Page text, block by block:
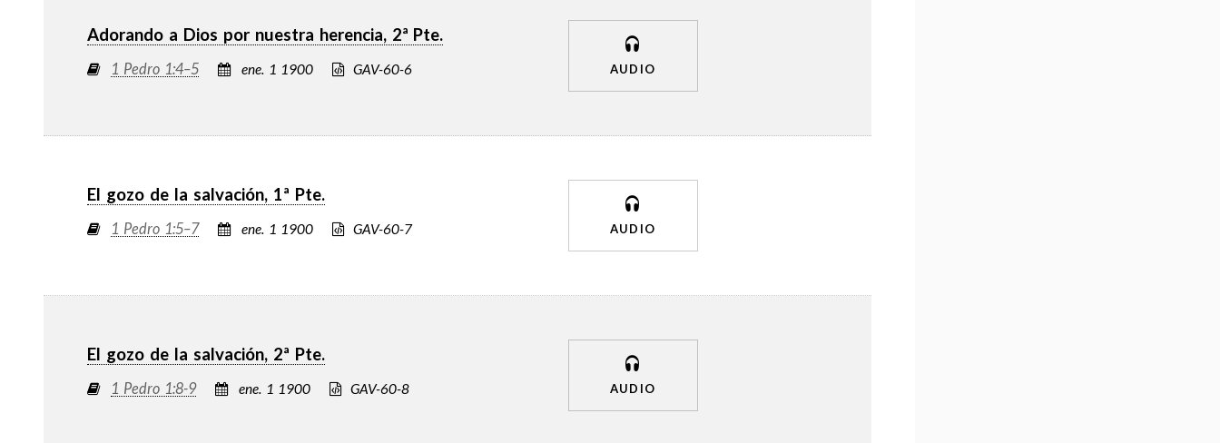
Adorando a Dios por nuestra herencia, 2ª Pte.
1 Pedro 1:4–5 ene. 1 1900 GAV-60-6 AUDIO
El gozo de la salvación, 1ª Pte.
1 Pedro 1:5–7 ene. 1 1900 GAV-60-7 AUDIO
El gozo de la salvación, 2ª Pte.
1 Pedro 1:8-9 ene. 1 1900 GAV-60-8 AUDIO